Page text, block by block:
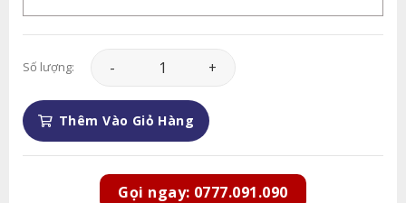
Số lượng: Hoa Khai Trương - Đại Cát Đại Lợi - KT190 số
Thêm Vào Giỏ Hàng
Gọi ngay: 0777.091.090